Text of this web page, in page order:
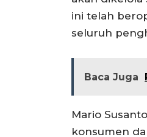
ini telah
seluruh
Baca Juga
Mario
konsumen